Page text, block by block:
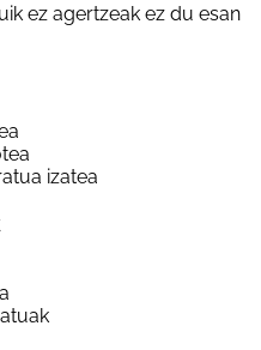
ez agertzeak ez du esan
izatea